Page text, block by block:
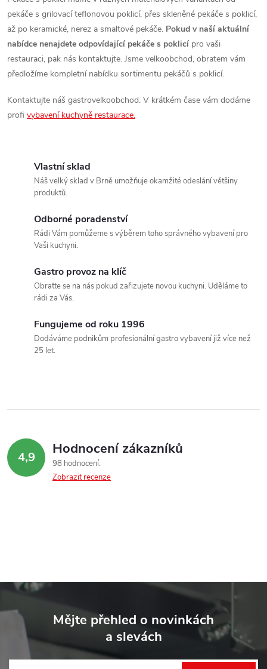
p
r
v
k
y
pekáče s grilovací teflonovou poklicí, přes skleněné pekáče s poklicí,
až po keramické, nerez a smaltové pekáče. Pokud v naší aktuální
nabídce nenajdete odpovídající pekáče s poklicí pro vaši
restauraci, pak nás kontaktujte. Jsme velkoobchod, obratem vám
předložíme kompletní nabídku sortimentu pekáčů s poklicí.
Kontaktujte náš gastrovelkoobchod. V krátkém čase vám dodáme
profi vybavení kuchyně restaurace.
Vlastní sklad
Náš velký sklad v Brně umožňuje okamžité odeslání většiny
produktů.
Odborné poradenství
Rádi Vám pomůžeme s výběrem toho správného vybavení pro
Vaši kuchyni.
Gastro provoz na klíč
Obraťte se na nás pokud zařizujete novou kuchyni. Uděláme to
rádi za Vás.
Fungujeme od roku 1996
Dodáváme podnikům profesionální gastro vybavení již více než
25 let.
4,9 Hodnocení zákazníků
98 hodnocení
Zobrazit recenze
á
Mějte přehled o novinkách
a slevách